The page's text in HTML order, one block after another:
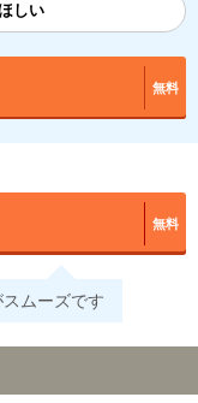
しい
無料
無料
ムーズです